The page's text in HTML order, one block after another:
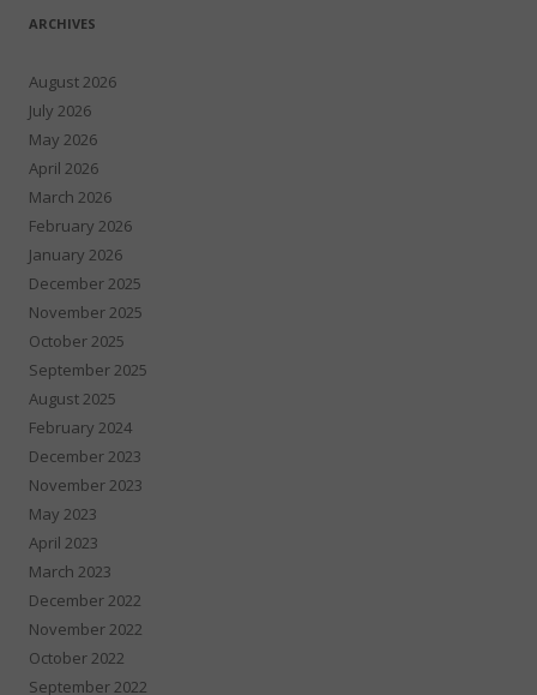
ARCHIVES
August 2026
July 2026
May 2026
April 2026
March 2026
February 2026
January 2026
December 2025
November 2025
October 2025
September 2025
August 2025
February 2024
December 2023
November 2023
May 2023
April 2023
March 2023
December 2022
November 2022
October 2022
September 2022